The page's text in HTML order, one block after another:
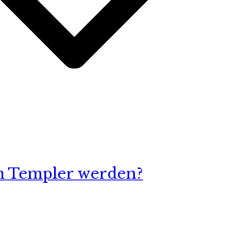
Templer werden?